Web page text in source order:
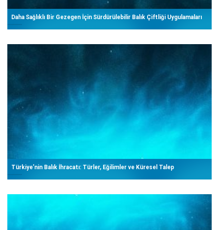
Daha Sağlıklı Bir Gezegen İçin Sürdürülebilir Balık Çiftliği Uygulamaları
Türkiye’nin Balık İhracatı: Türler, Eğilimler ve Küresel Talep